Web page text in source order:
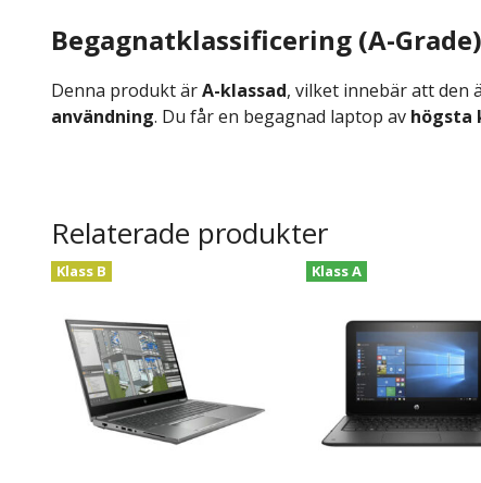
Begagnatklassificering (A-
Denna produkt ärA-klassad, vilket innebär att den
användning. Du får en begagnad laptop av högsta
Relaterade produkter
Klass B Klass A